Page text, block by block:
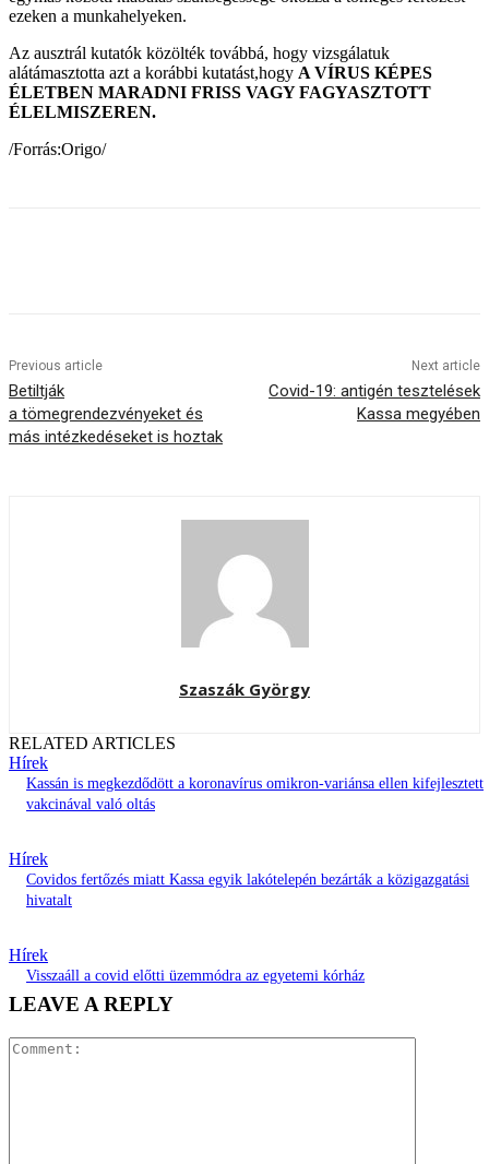
ezeken a munkahelyeken.
Az ausztrál kutatók közölték továbbá, hogy vizsgálatuk
alátámasztotta azt a korábbi kutatást,hogy A VÍRUS KÉPES
ÉLETBEN MARADNI FRISS VAGY FAGYASZTOTT
ÉLELMISZEREN.
/Forrás:Origo/
Previous article
Betiltják
a tömegrendezvényeket és
más intézkedéseket is hoztak
Next article
Covid-19: antigén tesztelések
Kassa megyében
Szaszák György
RELATED ARTICLES
Hírek
Kassán is megkezdődött a koronavírus omikron-variánsa ellen kifejlesztett
vakcinával való oltás
Hírek
Covidos fertőzés miatt Kassa egyik lakótelepén bezárták a közigazgatási
hivatalt
Hírek
Visszaáll a covid előtti üzemmódra az egyetemi kórház
LEAVE A REPLY